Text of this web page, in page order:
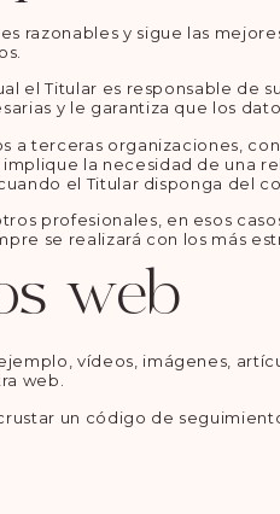
razonables y sigue las
el Titular es responsable de
y le garantiza que los
a terceras organizaciones,
la necesidad de una
el Titular disponga del
profesionales, en esos
se realizará con los más
web
vídeos, imágenes,
web.
un código de